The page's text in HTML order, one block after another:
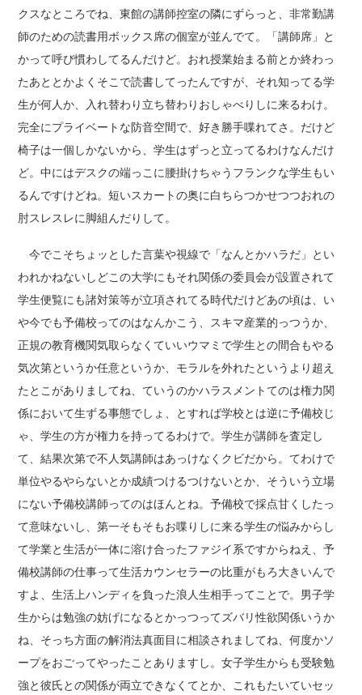
クスなところでね、東館の講師控室の隣にずらっと、非常勤講
師のための読書用ボックス席の個室が並んでて。「講師席」と
かって呼び慣わしてるんだけど。おれ授業始まる前とか終わっ
たあととかよくそこで読書してったんですが、それ知ってる学
生が何人か、入れ替わり立ち替わりおしゃべりしに来るわけ。
完全にプライベートな防音空間で、好き勝手喋れてさ。だけど
椅子は一個しかないから、学生はずっと立ってるわけなんだけ
ど。中にはデスクの端っこに腰掛けちゃうフランクな学生もい
るんですけどね。短いスカートの奥に白ちらつかせつつおれの
肘スレスレに脚組んだりして。
今でこそちょッとした言葉や視線で「なんとかハラだ」とい
われかねないしどこの大学にもそれ関係の委員会が設置されて
学生便覧にも諸対策等が立項されてる時代だけどあの頃は、い
や今でも予備校ってのはなんかこう、スキマ産業的っつうか、
正規の教育機関気取らなくていいウマミで学生との間合もやる
気次第というか任意というか、モラルを外れたというより超え
たとこがありましてね、ていうのかハラスメントてのは権力関
係において生ずる事態でしょ、とすれば学校とは逆に予備校じ
ゃ、学生の方が権力を持ってるわけで。学生が講師を査定し
て、結果次第で不人気講師はあっけなくクビだから。てわけで
単位やるやらないとか成績つけるつけないとか、そういう立場
にない予備校講師ってのはほんとね。予備校で採点甘くしたっ
て意味ないし、第一そもそもお喋りしに来る学生の悩みからし
て学業と生活が一体に溶け合ったファジイ系ですからねえ、予
備校講師の仕事って生活カウンセラーの比重がもろ大きいんで
すよ、生活上ハンディを負った浪人生相手ってことで。男子学
生からは勉強の妨げになるとかっつってズバリ性欲関係いうか
ね、そっち方面の解消法真面目に相談されましてね、何度かソ
ープをおごってやったことありますし。女子学生からも受験勉
強と彼氏との関係が両立できなくてとか、これもたいていセッ